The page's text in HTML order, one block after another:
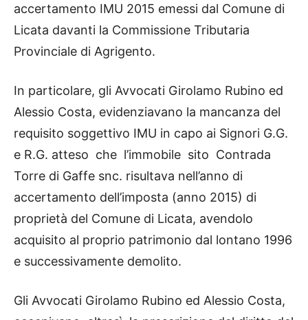
accertamento IMU 2015 emessi dal Comune di
Licata davanti la Commissione Tributaria
Provinciale di Agrigento.
In particolare, gli Avvocati Girolamo Rubino ed
Alessio Costa, evidenziavano la mancanza del
requisito soggettivo IMU in capo ai Signori G.G.
e R.G. atteso che l’immobile sito Contrada
Torre di Gaffe snc. risultava nell’anno di
accertamento dell’imposta (anno 2015) di
proprietà del Comune di Licata, avendolo
acquisito al proprio patrimonio dal lontano 1996
e successivamente demolito.
Gli Avvocati Girolamo Rubino ed Alessio Costa,